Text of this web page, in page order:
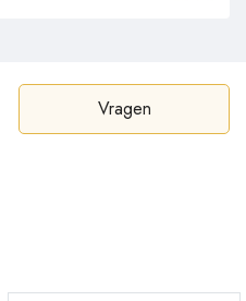
Vragen